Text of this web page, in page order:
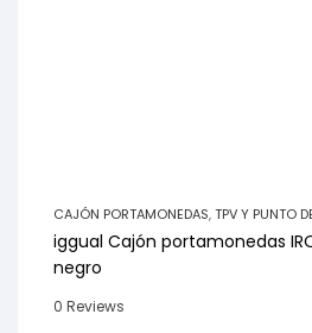
CAJÓN PORTAMONEDAS,TPV Y PUNTO
iggual Cajón portamonedas
negro
0 Reviews